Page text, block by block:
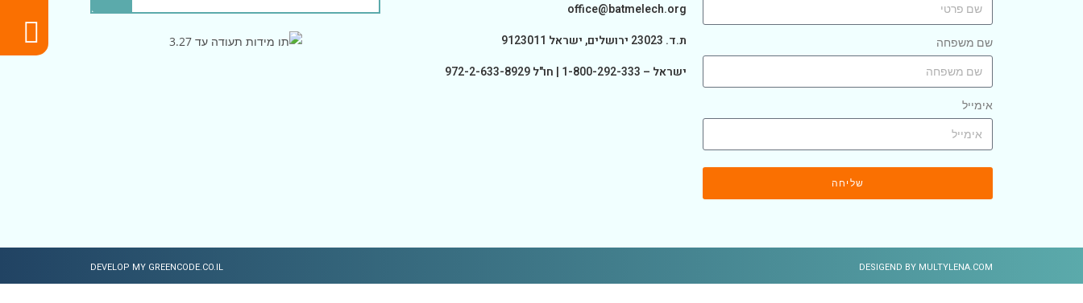
שם משפחה
אימייל
שליחה
office@batmelech.org
ת.ד. 23023 ירושלים, ישראל 9123011
ישראל – 1-800-292-333 | חו"ל 972-2-633-8929
DESIGEND BY MULTYLENA.COM
DEVELOP MY GREENCODE.CO.IL